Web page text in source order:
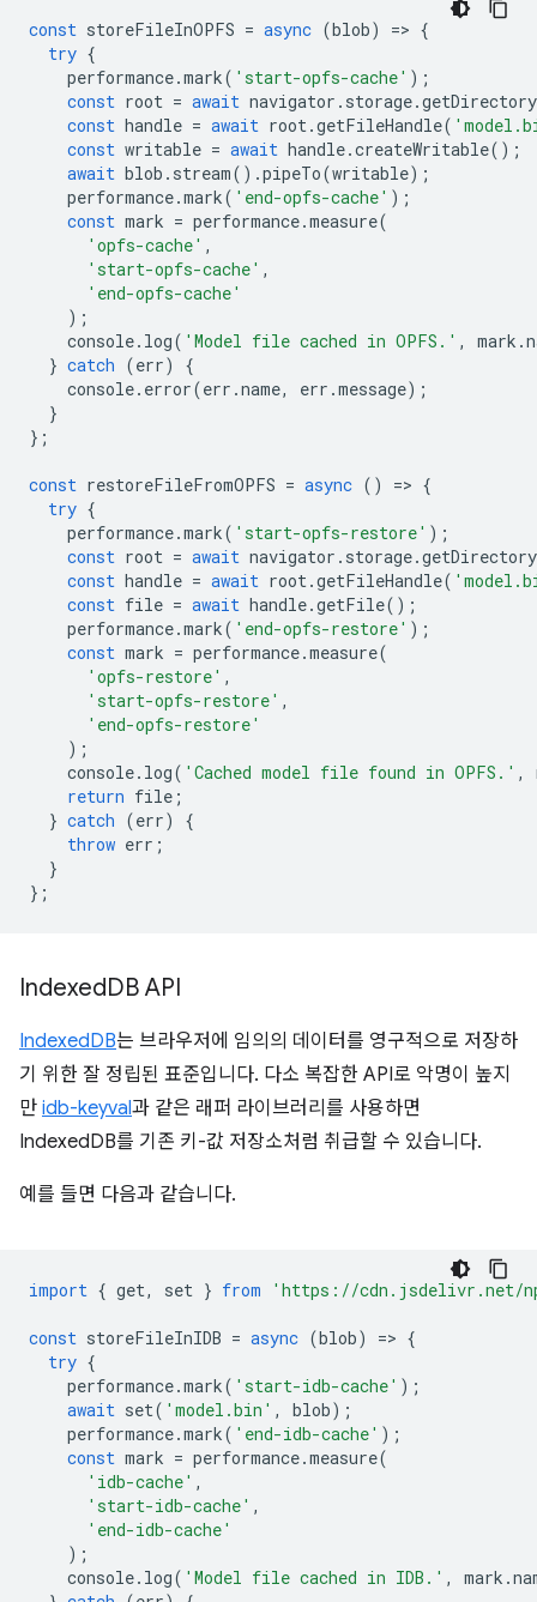
const storeFileInOPFS = async (blob) => {
try {
performance.mark( 'start-opfs-cache' );
const root = await navigator . storage.getDirectory
const handle = await root.getFileHandle(
const writable = await handle.createWritable();
await blob . stream().pipeTo(writable);
performance.mark( 'end-opfs-cache' );
const mark = performance.measure(
'opfs-cache' ,
'start-opfs-cache' ,
'end-opfs-cache'
);
console. log( 'Model file cached in OPFS.' , mark .
} catch (err)
{
console. error(err .name, err .message);
}
};
const restoreFileFromOPFS = async () => {
try {
performance.mark( 'start-opfs-restore' );
const root = await navigator . storage.getDirectory
const handle = await root.getFileHandle(
const file = await handle.getFile();
performance.mark( 'end-opfs-restore' );
const mark = performance.measure(
'opfs-restore' ,
'start-opfs-restore' ,
'end-opfs-restore'
);
console. log( 'Cached model file found in OPFS.' ,
return file ;
} catch (err)
{
throw err ;
}
};
IndexedDB API
IndexedDB는 브라우저에 임의의 데이터를 영구적으로 저장하
기 위한 잘 정립된 표준입니다. 다소 복잡한 API로 악명이 높지
만 idb-keyval과 같은 래퍼 라이브러리를 사용하면
IndexedDB를 기존 키-값 저장소처럼 취급할 수 있습니다.
예를 들면 다음과 같습니다.
import { get, set } from 'https://cdn.jsdelivr.net/
const storeFileInIDB = async (blob) => {
try {
performance.mark( 'start-idb-cache' );
await set( 'model.bin' , blob);
performance.mark( 'end-idb-cache' );
const mark = performance.measure(
'idb-cache' ,
'start-idb-cache' ,
'end-idb-cache'
);
console. log( 'Model file cached in IDB.' , mark .